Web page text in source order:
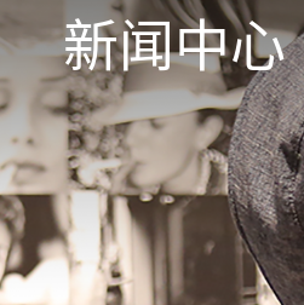
社会责任
情暖端午，敬老同行｜
谭木匠志愿者端午赴养
老服务站暖心助老
情暖六一·陪伴特教儿
童快乐过节｜谭木匠爱
心公益行温暖启航
司
集团结构
集团结构
新闻中心